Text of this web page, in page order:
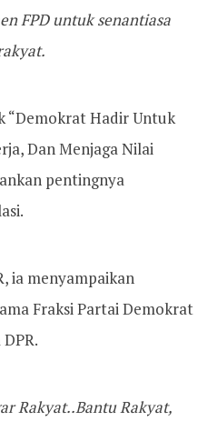
FPD untuk senantiasa
“Demokrat Hadir Untuk
Dan Menjaga Nilai
pentingnya
ia menyampaikan
Fraksi Partai Demokrat
Rakyat..Bantu Rakyat,